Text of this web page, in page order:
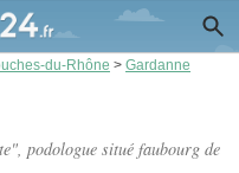
du-Rhône > Gardanne
podologue situé faubourg de